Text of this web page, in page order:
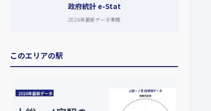
政府統計 e-Stat
2026年最新データ準拠
このエリアの駅